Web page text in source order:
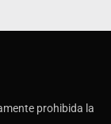
prohibida la